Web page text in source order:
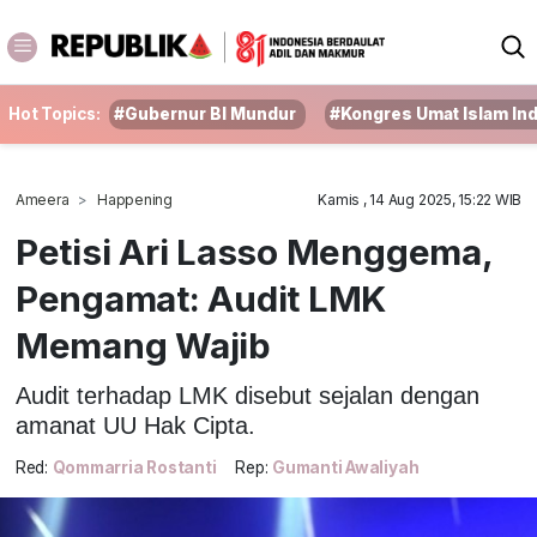
Hot Topics: #Gubernur BI Mundur #Kongres Umat Islam
Ameera Happening Kamis , 14 Aug 2025, 15:22 WIB
Petisi Ari Lasso Menggema,
Pengamat: Audit LMK
Memang Wajib
Audit terhadap LMK disebut sejalan dengan
amanat UU Hak Cipta.
Red: Qommarria Rostanti Rep: Gumanti Awaliyah